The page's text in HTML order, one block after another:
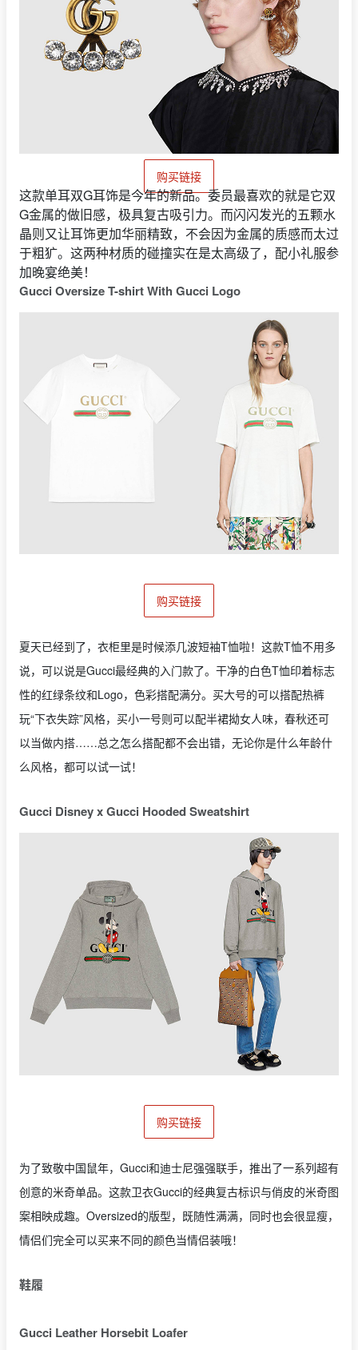
购买链接
这款单耳双G耳饰是今年的新品。委员最喜欢的就是它双
G金属的做旧感，极具复古吸引力。而闪闪发光的五颗水
晶则又让耳饰更加华丽精致，不会因为金属的质感而太过
于粗犷。这两种材质的碰撞实在是太高级了，配小礼服参
加晚宴绝美！
Gucci Oversize T-shirt With Gucci Logo
购买链接
夏天已经到了，衣柜里是时候添几波短袖T恤啦！这款T恤不用多
说，可以说是Gucci最经典的入门款了。干净的白色T恤印着标志
性的红绿条纹和Logo，色彩搭配满分。买大号的可以搭配热裤
玩“下衣失踪”风格，买小一号则可以配半裙拗女人味，春秋还可
以当做内搭……总之怎么搭配都不会出错，无论你是什么年龄什
么风格，都可以试一试！
Gucci Disney x Gucci Hooded Sweatshirt
购买链接
为了致敬中国鼠年，Gucci和迪士尼强强联手，推出了一系列超有
创意的米奇单品。这款卫衣Gucci的经典复古标识与俏皮的米奇图
案相映成趣。Oversized的版型，既随性满满，同时也会很显瘦，
情侣们完全可以买来不同的颜色当情侣装哦！
鞋履
Gucci Leather Horsebit Loafer